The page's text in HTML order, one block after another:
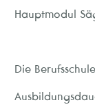
Hauptmodul
Die